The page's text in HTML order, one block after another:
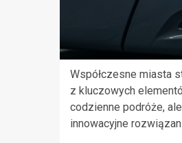
Współczesne miasta
z kluczowych
codzienne podróże,
innowacyjne